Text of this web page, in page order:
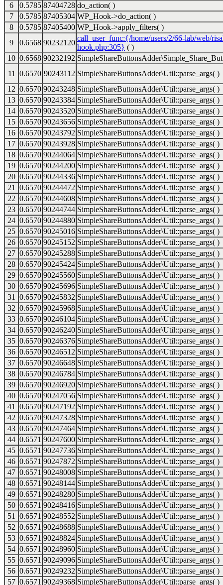
6
0.5785 87404728 do_action( )
7
0.5785 87405304 WP_Hook->do_action( )
8
0.5785 87405400 WP_Hook->apply_filters( )
9
0.6568 90232120
call_user_func:{/home/users/2/66-lab/web/
hook.php:305} ( )
10 0.6568 90232192
11
0.6570 90243112 SimpleShareButtonsAdder\Util::parse_args( )
12 0.6570 90243248 SimpleShareButtonsAdder\Util::parse_args( )
13 0.6570 90243384 SimpleShareButtonsAdder\Util::parse_args( )
14 0.6570 90243520 SimpleShareButtonsAdder\Util::parse_args( )
15 0.6570 90243656 SimpleShareButtonsAdder\Util::parse_args( )
16 0.6570 90243792 SimpleShareButtonsAdder\Util::parse_args( )
17 0.6570 90243928 SimpleShareButtonsAdder\Util::parse_args( )
18 0.6570 90244064 SimpleShareButtonsAdder\Util::parse_args( )
19 0.6570 90244200 SimpleShareButtonsAdder\Util::parse_args( )
20 0.6570 90244336 SimpleShareButtonsAdder\Util::parse_args( )
21
0.6570 90244472 SimpleShareButtonsAdder\Util::parse_args( )
22 0.6570 90244608 SimpleShareButtonsAdder\Util::parse_args( )
23 0.6570 90244744 SimpleShareButtonsAdder\Util::parse_args( )
24 0.6570 90244880 SimpleShareButtonsAdder\Util::parse_args( )
25 0.6570 90245016 SimpleShareButtonsAdder\Util::parse_args( )
26 0.6570 90245152 SimpleShareButtonsAdder\Util::parse_args( )
27 0.6570 90245288 SimpleShareButtonsAdder\Util::parse_args( )
28 0.6570 90245424 SimpleShareButtonsAdder\Util::parse_args( )
29 0.6570 90245560 SimpleShareButtonsAdder\Util::parse_args( )
30 0.6570 90245696 SimpleShareButtonsAdder\Util::parse_args( )
31
0.6570 90245832 SimpleShareButtonsAdder\Util::parse_args( )
32 0.6570 90245968 SimpleShareButtonsAdder\Util::parse_args( )
33 0.6570 90246104 SimpleShareButtonsAdder\Util::parse_args( )
34 0.6570 90246240 SimpleShareButtonsAdder\Util::parse_args( )
35 0.6570 90246376 SimpleShareButtonsAdder\Util::parse_args( )
36 0.6570 90246512 SimpleShareButtonsAdder\Util::parse_args( )
37 0.6570 90246648 SimpleShareButtonsAdder\Util::parse_args( )
38 0.6570 90246784 SimpleShareButtonsAdder\Util::parse_args( )
39 0.6570 90246920 SimpleShareButtonsAdder\Util::parse_args( )
40 0.6570 90247056 SimpleShareButtonsAdder\Util::parse_args( )
41
0.6570 90247192 SimpleShareButtonsAdder\Util::parse_args( )
42 0.6570 90247328 SimpleShareButtonsAdder\Util::parse_args( )
43 0.6570 90247464 SimpleShareButtonsAdder\Util::parse_args( )
44 0.6571 90247600 SimpleShareButtonsAdder\Util::parse_args( )
45 0.6571 90247736 SimpleShareButtonsAdder\Util::parse_args( )
46 0.6571 90247872 SimpleShareButtonsAdder\Util::parse_args( )
47 0.6571 90248008 SimpleShareButtonsAdder\Util::parse_args( )
48 0.6571 90248144 SimpleShareButtonsAdder\Util::parse_args( )
49 0.6571 90248280 SimpleShareButtonsAdder\Util::parse_args( )
50 0.6571 90248416 SimpleShareButtonsAdder\Util::parse_args( )
51
0.6571 90248552 SimpleShareButtonsAdder\Util::parse_args( )
52 0.6571 90248688 SimpleShareButtonsAdder\Util::parse_args( )
53 0.6571 90248824 SimpleShareButtonsAdder\Util::parse_args( )
54 0.6571 90248960 SimpleShareButtonsAdder\Util::parse_args( )
55 0.6571 90249096 SimpleShareButtonsAdder\Util::parse_args( )
56 0.6571 90249232 SimpleShareButtonsAdder\Util::parse_args( )
57 0.6571 90249368 SimpleShareButtonsAdder\Util::parse_args( )